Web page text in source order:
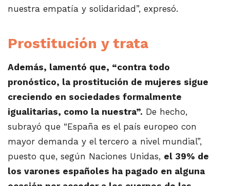
nuestra empatía y solidaridad”, expresó.
Prostitución y trata
Además, lamentó que, “contra todo
pronóstico, la prostitución de mujeres sigue
creciendo en sociedades formalmente
igualitarias, como la nuestra”. De hecho,
subrayó que “España es el país europeo con
mayor demanda y el tercero a nivel mundial”,
puesto que, según Naciones Unidas, el 39% de
los varones españoles ha pagado en alguna